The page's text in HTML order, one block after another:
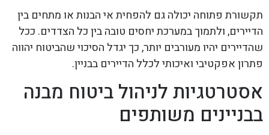
תקשורת פתוחה יכולה גם להפחית אי הבנות או מתחים בין
הדיירים, ולתמוך במערכת יחסים טובה בין כל הצדדים. ככל
שהדיירים יהיו מעורבים יותר, כך יגדל הסיכוי שהביטוח יהווה
פתרון אפקטיבי ואיכותי לכלל הדיירים בבניין.
אסטרטגיות לניהול ביטוח מבנה
בבניינים משותפים